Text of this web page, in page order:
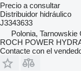
Precio a consultar
Distribuidor hidráulico
J3343633
Polonia, Tarnowskie
ROCH POWER
Contacte con el